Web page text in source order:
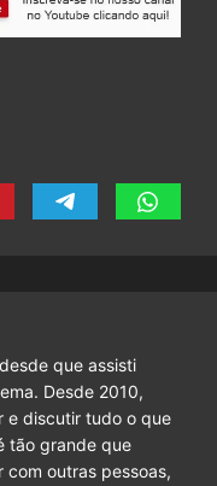
que assisti
Desde 2010,
e discutir tudo o que
tão grande que
com outras pessoas,